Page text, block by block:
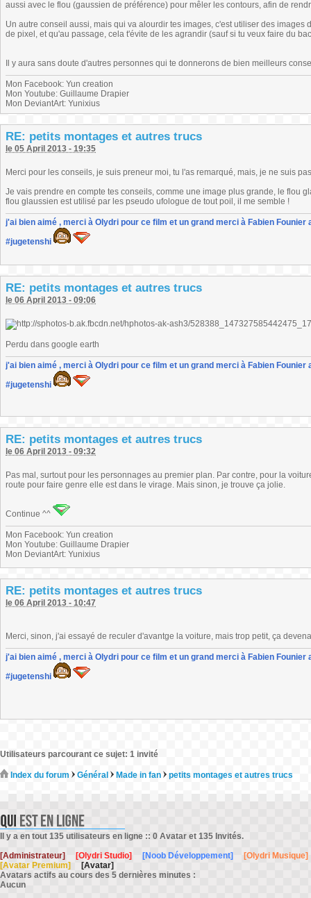
aussi avec le flou (gaussien de préférence) pour mêler les contours, afin de
Un autre conseil aussi, mais qui va alourdir tes images, c'est utiliser des
de pixel, et qu'au passage, cela t'évite de les agrandir (sauf si tu veux faire du
Il y aura sans doute d'autres personnes qui te donnerons de bien meilleurs
Mon Facebook: Yun creation
Mon Youtube: Guillaume Drapier
Mon DeviantArt: Yunixius
RE: petits montages et autres trucs
le 05 April 2013 - 19:35
Merci pour les conseils, je suis preneur moi, tu l'as remarqué, mais, je ne suis
Je vais prendre en compte tes conseils, comme une image plus grande, le flou
flou glaussien est utilisé par les pseudo ufologue de tout poil, il me semble !
j'ai bien aimé , merci à Olydri pour ce film et un grand merci à Fabien
#jugetenshi
RE: petits montages et autres trucs
le 06 April 2013 - 09:06
Perdu dans google earth
j'ai bien aimé , merci à Olydri pour ce film et un grand merci à Fabien
#jugetenshi
RE: petits montages et autres trucs
le 06 April 2013 - 09:32
Pas mal, surtout pour les personnages au premier plan. Par contre, pour la
route pour faire genre elle est dans le virage. Mais sinon, je trouve ça jolie.
Continue ^^
Mon Facebook: Yun creation
Mon Youtube: Guillaume Drapier
Mon DeviantArt: Yunixius
RE: petits montages et autres trucs
le 06 April 2013 - 10:47
Merci, sinon, j'ai essayé de reculer d'avantge la voiture, mais trop petit, ça
j'ai bien aimé , merci à Olydri pour ce film et un grand merci à Fabien
#jugetenshi
Utilisateurs parcourant ce sujet: 1 invité
Index du forum Général Made in fan petits montages et autres trucs
Il y a en tout 135 utilisateurs en ligne :: 0 Avatar et 135 Invités.
[Administrateur]
[Olydri Studio] [Noob Développement]
[Olydri Musique]
[Avatar Premium]
[Avatar]
Avatars actifs au cours des 5 dernières minutes :
Aucun